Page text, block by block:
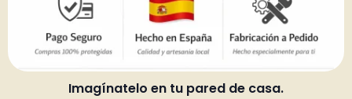
Imagínatelo en tu pared de casa.